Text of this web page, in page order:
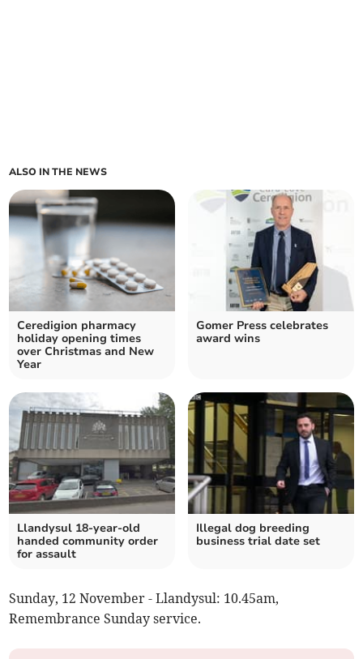
ALSO IN THE NEWS
Ceredigion pharmacy
holiday opening times
over Christmas and New
Year
Gomer Press celebrates
award wins
Llandysul 18-year-old
handed community order
for assault
Illegal dog breeding
business trial date set
Sunday, 12 November - Llandysul: 10.45am,
Remembrance Sunday service.